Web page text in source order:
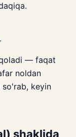
— faqat
noldan
keyin
shaklida